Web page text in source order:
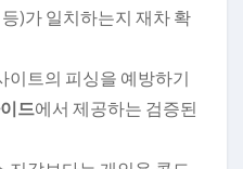
)가 일치하는지 재차 확
이트의 피싱을 예방하기
드에서 제공하는 검증된